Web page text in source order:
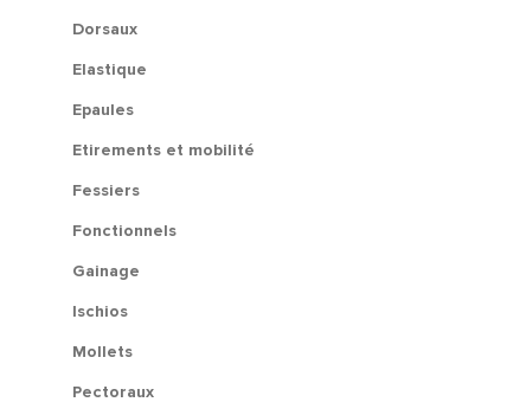
Dorsaux
Elastique
Epaules
Etirements et mobilité
Fessiers
Fonctionnels
Gainage
Ischios
Mollets
Pectoraux